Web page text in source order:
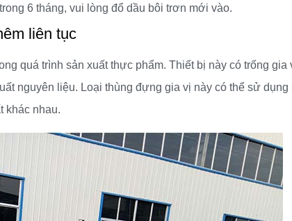
6 tháng, vui lòng đổ dầu bôi trơn mới vào.
liên tục
quá trình sản xuất thực phẩm. Thiết bị này có trống gia
nguyên liệu. Loại thùng đựng gia vị này có thể sử dụng
khác nhau.